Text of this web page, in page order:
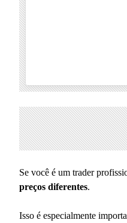
Se você é um trader
preços diferentes.
Isso é especialmente